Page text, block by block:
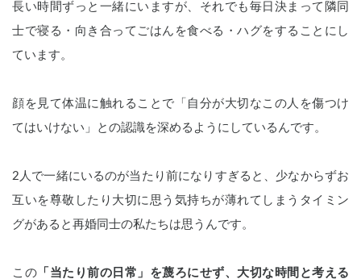
長い時間ずっと一緒にいますが、それでも毎日決まって隣同
士で寝る・向き合ってごはんを食べる・ハグをすることにし
ています。
顔を見て体温に触れることで「自分が大切なこの人を傷つけ
てはいけない」との認識を深めるようにしているんです。
2人で一緒にいるのが当たり前になりすぎると、少なからずお
互いを尊敬したり大切に思う気持ちが薄れてしまうタイミン
グがあると再婚同士の私たちは思うんです。
この 「当たり前の日常」を蔑ろにせず、大切な時間と考える